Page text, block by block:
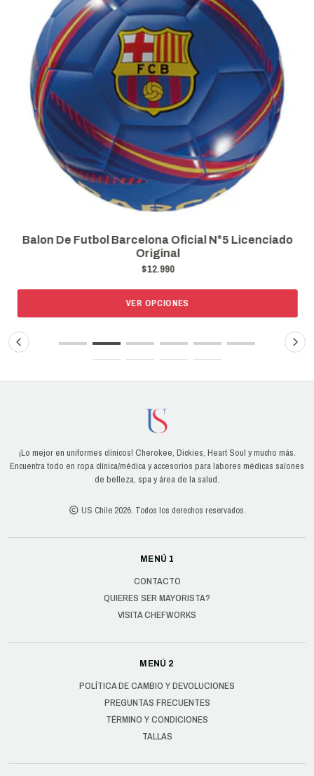
Balon De Futbol Barcelona Oficial N°5 Licenciado
Original
$12.990
VER OPCIONES
¡Lo mejor en uniformes clínicos! Cherokee, Dickies, Heart Soul y mucho más.
Encuentra todo en ropa clínica/médica y accesorios para labores médicas salones
de belleza, spa y área de la salud.
US Chile 2026. Todos los derechos reservados.
MENÚ 1
CONTACTO
QUIERES SER MAYORISTA?
VISITA CHEFWORKS
MENÚ 2
POLÍTICA DE CAMBIO Y DEVOLUCIONES
PREGUNTAS FRECUENTES
TÉRMINO Y CONDICIONES
TALLAS